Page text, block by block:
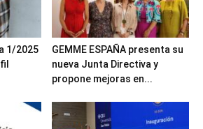
1/2025
GEMME ESPAÑA presenta su
nueva Junta Directiva y
propone mejoras en...